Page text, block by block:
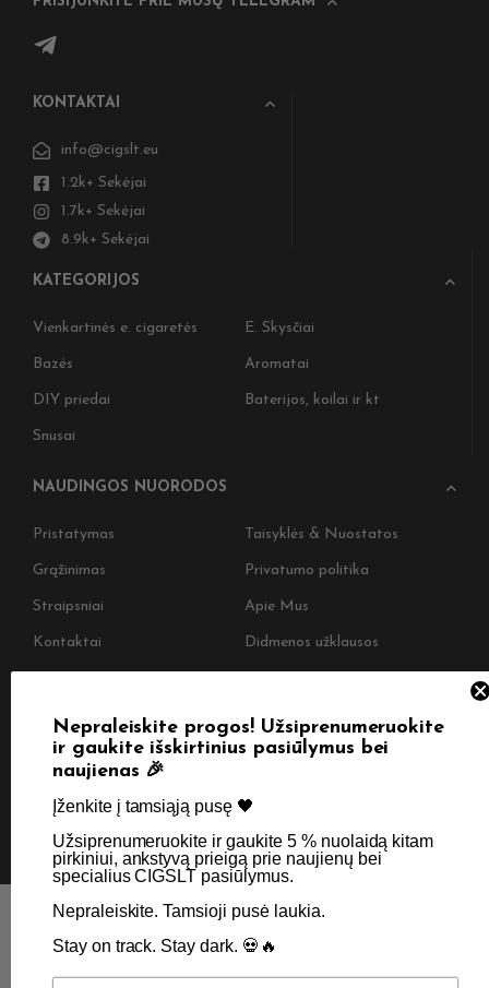
KONTAKTAI
info@cigslt.eu
1.2k+ Sekėjai
1.7k+ Sekėjai
8.9k+ Sekėjai
KATEGORIJOS
Vienkartinės e. cigaretės E. Skysčiai
Bazės Aromatai
DIY priedai Baterijos, koilai ir kt
Snusai
NAUDINGOS NUORODOS
Pristatymas Taisyklės & Nuostatos
Grąžinimas Privatumo politika
Straipsniai Apie Mus
Kontaktai Didmenos užklausos
SKIRTA TIK SUAUGUSIEMS NIKOTINO VARTOTOJAMS.
NETURĖTUMĖTE NAUDOTI ŠIŲ PRODUKTŲ, JEI NEVARTOJATE
Nepraleiskite progos! Užsiprenumeruokite
ir gaukite išskirtinius pasiūlymus bei
naujienas 🎉
Įženkite į tamsiąją pusę 🖤 ​
Užsiprenumeruokite ir gaukite 5 % nuolaidą kitam
pirkiniui, ankstyvą prieigą prie naujienų bei
specialius CIGSLT pasiūlymus. ​
Nepraleiskite. Tamsioji pusė laukia.
Stay on track. Stay dark. 💀🔥